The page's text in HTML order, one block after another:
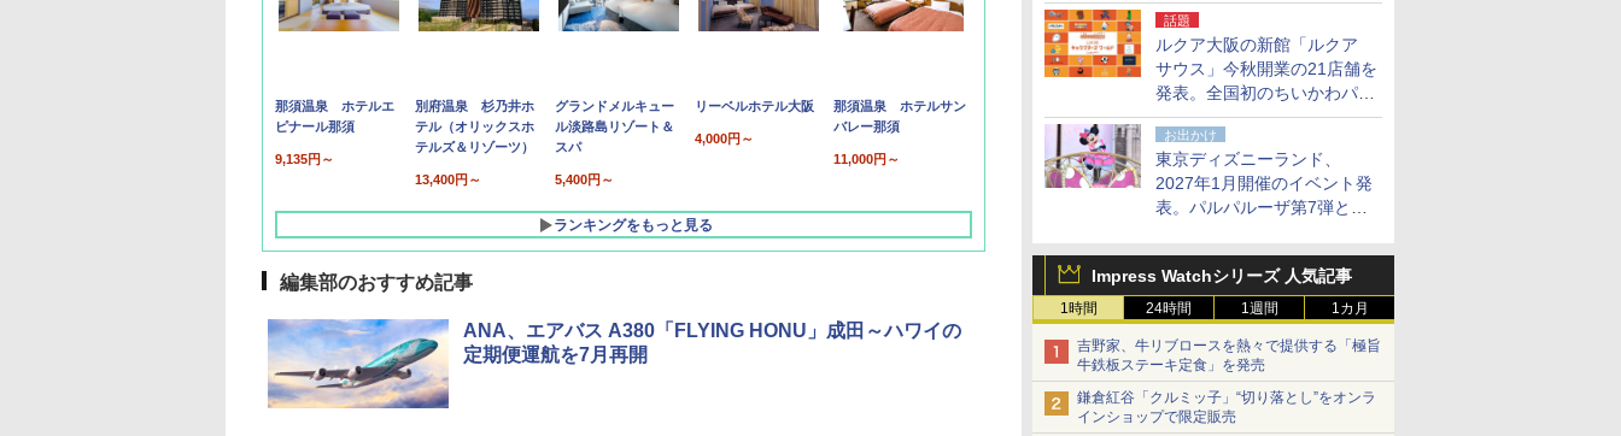
話題
ルクア大阪の新館「ルクア
サウス」今秋開業の21店舗を
発表。全国初のちいかわパー
クストア/サンリオ新業態1号
店など
お出かけ
東京ディズニーランド、
2027年1月開催のイベント発
表。パルパルーザ第7弾とし
ド」を再演
Impress Watchシリーズ 人気記事
1時間 24時間 1週間 1カ月
吉野家、牛リブロースを熱々で提供する「極旨
牛鉄板ステーキ定食」を発売
鎌倉紅谷「クルミッ子」“切り落とし”をオンラ
インショップで限定販売
那須温泉 ホテルエ
ピナール那須
9,135円～
別府温泉 杉乃井ホ
テル（オリックスホ
テルズ＆リゾーツ）
13,400円～
グランドメルキュー
ル淡路島リゾート＆
スパ
5,400円～
リーベルホテル大阪
4,000円～
那須温泉 ホテルサン
バレー那須
11,000円～
ランキングをもっと見る
編集部のおすすめ記事
ANA、エアバス A380「FLYING HONU」成田～ハワイの
定期便運航を7月再開